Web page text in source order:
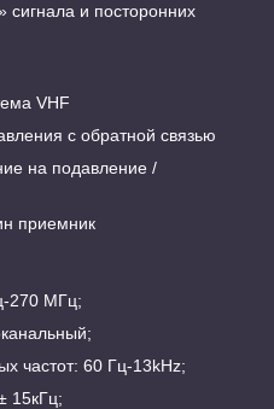
и посторонних
VHF
с обратной связью
на подавление /
приемник
270 МГц;
частот: 60 Гц-13kHz;
15кГц;